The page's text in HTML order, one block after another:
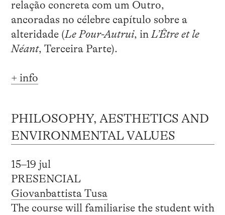
relação concreta com um Outro,
ancoradas no célebre capítulo sobre a
alteridade (Le Pour-Autrui, inL’Être et le
Néant, Terceira Parte).
+ info
PHILOSOPHY, AESTHETICS AND
ENVIRONMENTAL VALUES
15–19 jul
PRESENCIAL
Giovanbattista Tusa
The course will familiarise the student with